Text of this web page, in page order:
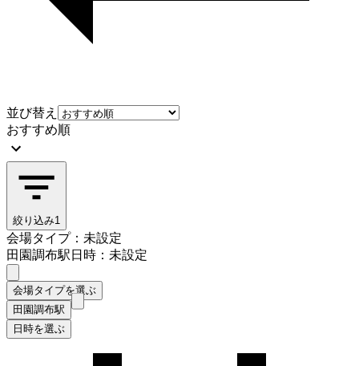
並び替え
おすすめ順
絞り込み1
会場タイプ：未設定
田園調布駅日時：未設定
会場タイプを選ぶ
田園調布駅
日時を選ぶ